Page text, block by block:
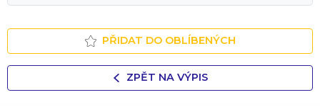
PŘIDAT DO OBLÍBENÝCH
ZPĚT NA VÝPIS